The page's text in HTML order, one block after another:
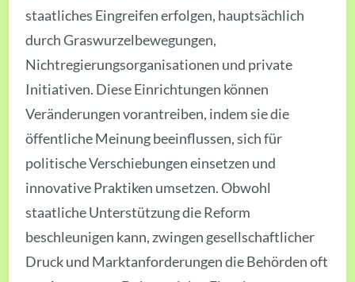
staatliches Eingreifen erfolgen, hauptsächlich
durch Graswurzelbewegungen,
Nichtregierungsorganisationen und private
Initiativen. Diese Einrichtungen können
Veränderungen vorantreiben, indem sie die
öffentliche Meinung beeinflussen, sich für
politische Verschiebungen einsetzen und
innovative Praktiken umsetzen. Obwohl
staatliche Unterstützung die Reform
beschleunigen kann, zwingen gesellschaftlicher
Druck und Marktanforderungen die Behörden oft